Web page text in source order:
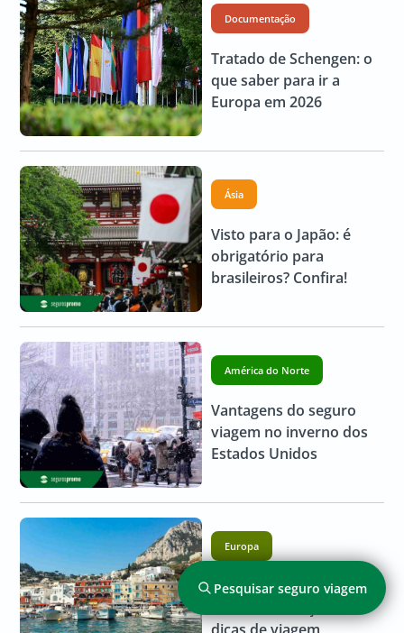
Documentação
Tratado de Schengen: o
que saber para ir a
Europa em 2026
Ásia
Visto para o Japão: é
obrigatório para
brasileiros? Confira!
América do Norte
Vantagens do seguro
viagem no inverno dos
Estados Unidos
Europa
O que fazer em Capri,
Pesquisar seguro viagem